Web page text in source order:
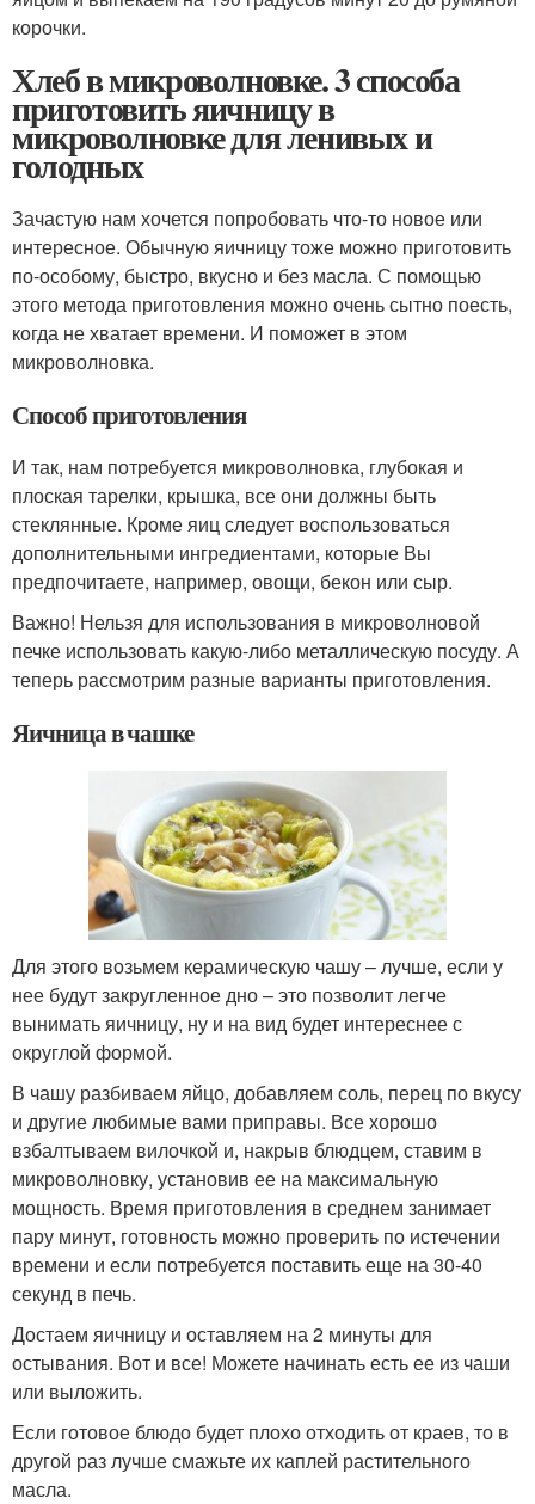
корочки.
Хлеб в микроволновке. 3 способа
приготовить яичницу в
микроволновке для ленивых и
голодных
Зачастую нам хочется попробовать что-то новое или
интересное. Обычную яичницу тоже можно приготовить
по-особому, быстро, вкусно и без масла. С помощью
этого метода приготовления можно очень сытно поесть,
когда не хватает времени. И поможет в этом
микроволновка.
Способ приготовления
И так, нам потребуется микроволновка, глубокая и
плоская тарелки, крышка, все они должны быть
стеклянные. Кроме яиц следует воспользоваться
дополнительными ингредиентами, которые Вы
предпочитаете, например, овощи, бекон или сыр.
Важно! Нельзя для использования в микроволновой
печке использовать какую-либо металлическую посуду. А
теперь рассмотрим разные варианты приготовления.
Яичница в чашке
Для этого возьмем керамическую чашу – лучше, если у
нее будут закругленное дно – это позволит легче
вынимать яичницу, ну и на вид будет интереснее с
округлой формой.
В чашу разбиваем яйцо, добавляем соль, перец по вкусу
и другие любимые вами приправы. Все хорошо
взбалтываем вилочкой и, накрыв блюдцем, ставим в
микроволновку, установив ее на максимальную
мощность. Время приготовления в среднем занимает
пару минут, готовность можно проверить по истечении
времени и если потребуется поставить еще на 30-40
секунд в печь.
Достаем яичницу и оставляем на 2 минуты для
остывания. Вот и все! Можете начинать есть ее из чаши
или выложить.
Если готовое блюдо будет плохо отходить от краев, то в
другой раз лучше смажьте их каплей растительного
масла.